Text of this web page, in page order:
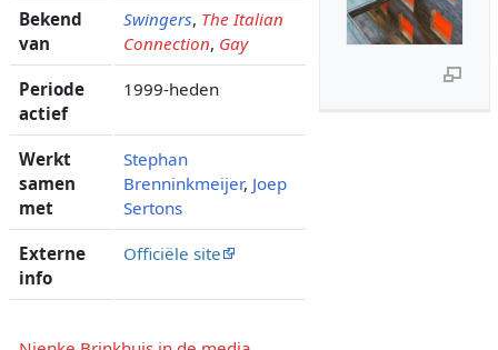
Bekend
van
Swingers, The Italian
Connection, Gay
Periode
actief
1999-heden
Werkt
samen
met
Stephan
Brenninkmeijer, Joep
Sertons
Externe
info
Officiële site